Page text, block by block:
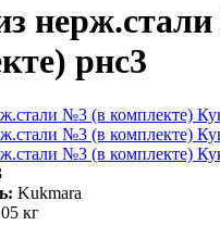
рнс3
Kukmara
кг